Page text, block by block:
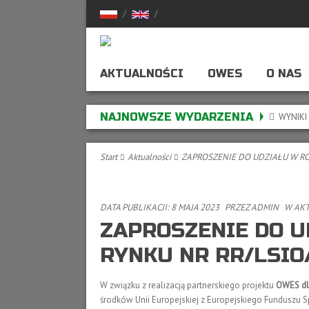
AKTUALNOŚCI OWES
O Ośrodku
Skargi, Wnioski,
O NAS
LSIO –
Nasz
Władze
About
NAJNOWSZE WYDARZENIA
Start Aktualności ZAPROSZENIE DO UDZIAŁU W
DATA PUBLIKACJI: 8 MAJA 2023 PRZEZADMIN W
ZAPROSZENIE DO
RYNKU NR RR/
W związku z realizacją partnerskiego projektu OWES
środków Unii Europejskiej z Europejskiego Funduszu